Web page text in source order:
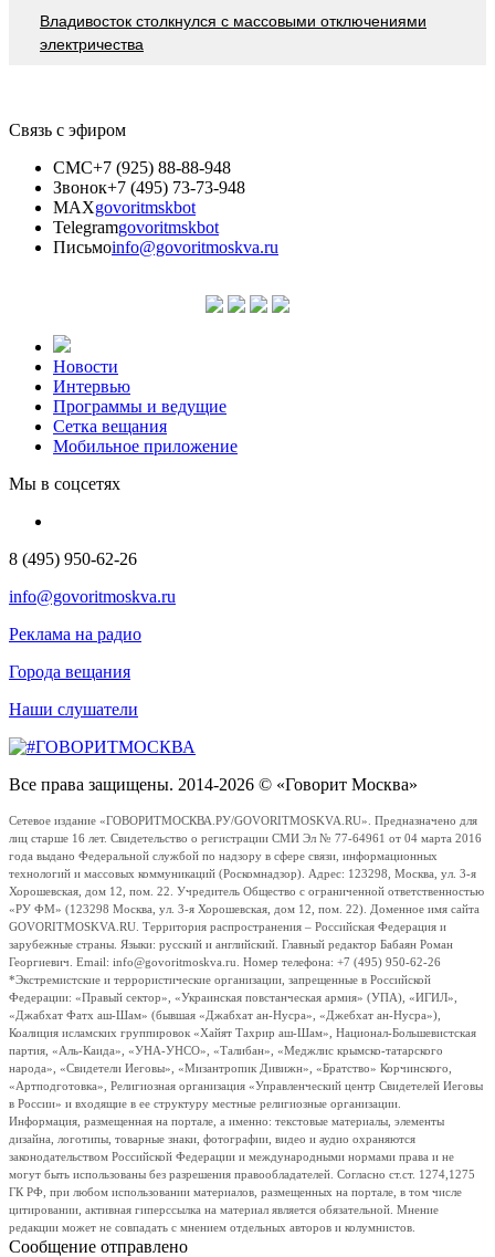
Владивосток столкнулся с массовыми отключениями
электричества
Связь с эфиром
СМС+7 (925) 88-88-948
Звонок+7 (495) 73-73-948
MAXgovoritmskbot
Telegramgovoritmskbot
Письмоinfo@govoritmoskva.ru
Новости
Интервью
Программы и ведущие
Сетка вещания
Мобильное приложение
Мы в соцсетях
8 (495) 950-62-26
info@govoritmoskva.ru
Реклама на радио
Города вещания
Наши слушатели
Все права защищены. 2014-2026 © «Говорит Москва»
Сетевое издание «ГОВОРИТМОСКВА.РУ/GOVORITMOSKVA.RU». Предназначено для
лиц старше 16 лет. Свидетельство о регистрации СМИ Эл № 77-64961 от 04 марта 2016
года выдано Федеральной службой по надзору в сфере связи, информационных
технологий и массовых коммуникаций (Роскомнадзор). Адрес: 123298, Москва, ул. 3-я
Хорошевская, дом 12, пом. 22. Учредитель Общество с ограниченной ответственностью
«РУ ФМ» (123298 Москва, ул. 3-я Хорошевская, дом 12, пом. 22). Доменное имя сайта
GOVORITMOSKVA.RU. Территория распространения – Российская Федерация и
зарубежные страны. Языки: русский и английский. Главный редактор Бабаян Роман
Георгиевич. Email: info@govoritmoskva.ru. Номер телефона: +7 (495) 950-62-26
*Экстремистские и террористические организации, запрещенные в Российской
Федерации: «Правый сектор», «Украинская повстанческая армия» (УПА), «ИГИЛ»,
«Джабхат Фатх аш-Шам» (бывшая «Джабхат ан-Нусра», «Джебхат ан-Нусра»),
Коалиция исламских группировок «Хайят Тахрир аш-Шам», Национал-Большевистская
партия, «Аль-Каида», «УНА-УНСО», «Талибан», «Меджлис крымско-татарского
народа», «Свидетели Иеговы», «Мизантропик Дивижн», «Братство» Корчинского,
«Артподготовка», Религиозная организация «Управленческий центр Свидетелей Иеговы
в России» и входящие в ее структуру местные религиозные организации.
Информация, размещенная на портале, а именно: текстовые материалы, элементы
дизайна, логотипы, товарные знаки, фотографии, видео и аудио охраняются
законодательством Российской Федерации и международными нормами права и не
могут быть использованы без разрешения правообладателей. Согласно ст.ст. 1274,1275
ГК РФ, при любом использовании материалов, размещенных на портале, в том числе
цитировании, активная гиперссылка на материал является обязательной. Мнение
редакции может не совпадать с мнением отдельных авторов и колумнистов.
Сообщение отправлено